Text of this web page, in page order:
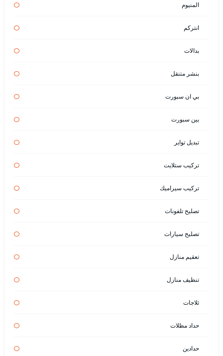
المنيوم
انتركم
بدالات
بنشر متنقل
بي ان سبورت
بين سبورت
تبديل تواير
تركيب ستلايت
تركيب سيراميك
تصليح تلفونات
تصليح سيارات
تعقيم منازل
تنظيف منازل
ثلاجات
حداد مظلات
حدادين